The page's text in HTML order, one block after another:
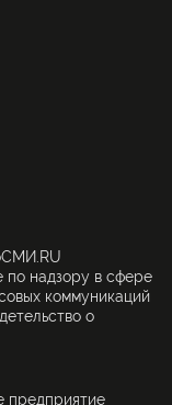
по надзору в сфере
коммуникаций
о
предприятие